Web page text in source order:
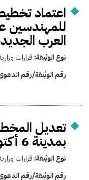
اعتماد
للمهندسين
العرب
نوع الوثيقة: قرارات
رقم الوثيقة/رقم
تعديل
بمدينة 6 أكتوبر لإقامة مشروع سكني
نوع الوثيقة: قرارات
رقم الوثيقة/رقم